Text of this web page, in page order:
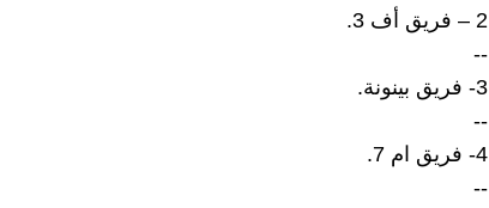
2 – فريق أف 3.
--
3- فريق بينونة.
--
4- فريق ام 7.
--